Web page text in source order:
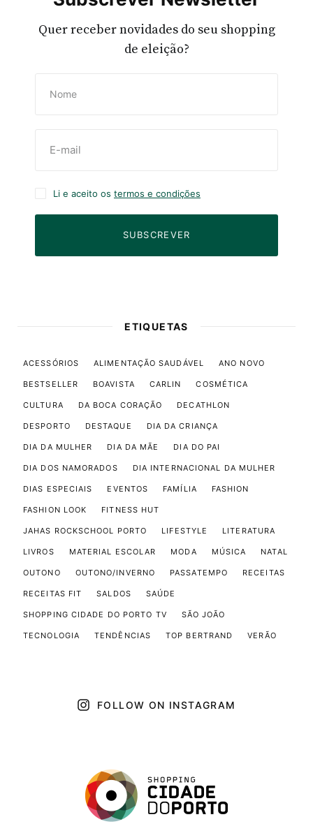
Quer receber novidades do seu shopping
de eleição?
Li e aceito os termos e condições
SUBSCREVER
ETIQUETAS
ACESSÓRIOS ALIMENTAÇÃO SAUDÁVEL ANO NOVO
BESTSELLER BOAVISTA CARLIN COSMÉTICA
CULTURA DA BOCA CORAÇÃO DECATHLON
DESPORTO DESTAQUE DIA DA CRIANÇA
DIA DA MULHER DIA DA MÃE DIA DO PAI
DIA DOS NAMORADOS DIA INTERNACIONAL DA MULHER
DIAS ESPECIAIS EVENTOS FAMÍLIA FASHION
FASHION LOOK FITNESS HUT
JAHAS ROCKSCHOOL PORTO LIFESTYLE LITERATURA
LIVROS MATERIAL ESCOLAR MODA MÚSICA NATAL
OUTONO OUTONO/INVERNO PASSATEMPO RECEITAS
RECEITAS FIT SALDOS SAÚDE
SHOPPING CIDADE DO PORTO TV SÃO JOÃO
TECNOLOGIA TENDÊNCIAS TOP BERTRAND VERÃO
FOLLOW ON INSTAGRAM